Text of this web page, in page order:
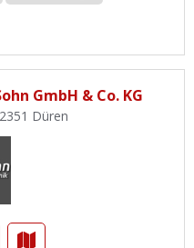
GmbH & Co. KG
Düren